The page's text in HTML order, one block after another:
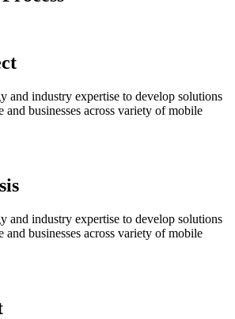
and industry expertise to develop solutions
and businesses across variety of mobile
and industry expertise to develop solutions
and businesses across variety of mobile